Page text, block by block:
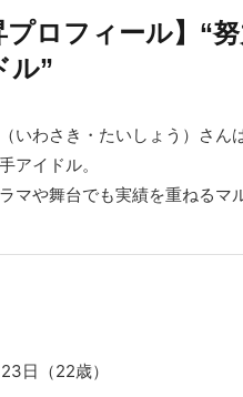
プロフィール】“
ル”
いわさき・たいしょう）さ
アイドル。
マや舞台でも実績を重ねるマ
日（22歳）